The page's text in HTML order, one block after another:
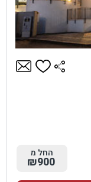
החל מ
₪900